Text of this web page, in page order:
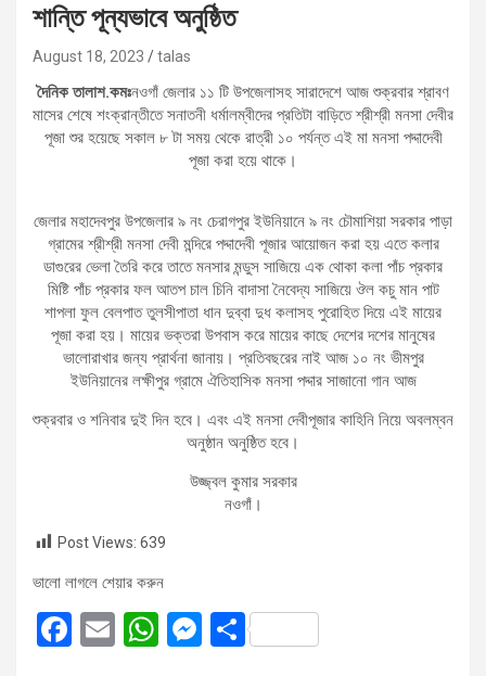
শান্তি পূন্যভাবে অনুষ্ঠিত
August 18, 2023 talas
দৈনিক তালাশ.কমঃনওগাঁ জেলার ১১ টি উপজেলাসহ সারাদেশে আজ শুক্রবার শ্রাবণ
মাসের শেষে শংক্রান্তীতে সনাতনী ধর্মালম্বীদের প্রতিটা বাড়িতে শ্রীশ্রী মনসা দেবীর
পূজা শুর হয়েছে সকাল ৮ টা সময় থেকে রাত্রী ১০ পর্যন্ত এই মা মনসা পদ্দাদেবী
পূজা করা হয়ে থাকে।
জেলার মহাদেবপুর উপজেলার ৯ নং চেরাগপুর ইউনিয়ানে ৯ নং চৌমাশিয়া সরকার পাড়া
গ্রামের শ্রীশ্রী মনসা দেবী মন্দিরে পদ্দাদেবী পূজার আয়োজন করা হয় এতে কলার
ডাগুরের ভেলা তৈরি করে তাতে মনসার মন্ডুস সাজিয়ে এক থোকা কলা পাঁচ প্রকার
মিষ্টি পাঁচ প্রকার ফল আতপ চাল চিনি বাদাসা নৈবেদ্য সাজিয়ে ঔল কচু মান পাট
শাপলা ফুল বেলপাত তুলসীপাতা ধান দুব্বা দুধ কলাসহ পুরোহিত দিয়ে এই মায়ের
পূজা করা হয়। মায়ের ভক্তরা উপবাস করে মায়ের কাছে দেশের দশের মানুষের
ভালোরাখার জন্য প্রার্থনা জানায়। প্রতিবছরের নাই আজ ১০ নং ভীমপুর
ইউনিয়ানের লক্ষীপুর গ্রামে ঐতিহাসিক মনসা পদ্দার সাজানো গান আজ
শুক্রবার ও শনিবার দুই দিন হবে। এবং এই মনসা দেবীপূজার কাহিনি নিয়ে অবলম্বন
অনুষ্ঠান অনুষ্ঠিত হবে।
উজ্জ্বল কুমার সরকার
নওগাঁ।
Post Views: 639
ভালো লাগলে শেয়ার করুন
F
E
W M S